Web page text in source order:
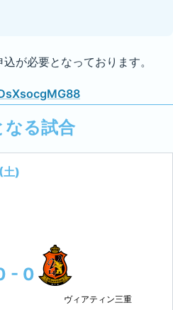
が必要となっております。
なる試合
)
- 0
ヴィアティン三重